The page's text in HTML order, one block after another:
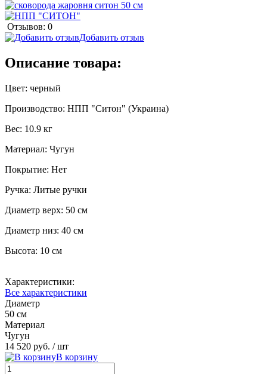
Отзывов: 0
Добавить отзыв
Описание товара:
Цвет: черный
Производство: НПП "Ситон" (Украина)
Вес: 10.9 кг
Материал: Чугун
Покрытие: Нет
Ручка: Литые ручки
Диаметр верх: 50 см
Диаметр низ: 40 см
Высота: 10 см
Характеристики:
Все характеристики
Диаметр
50 см
Материал
Чугун
14 520 руб. / шт
В корзину